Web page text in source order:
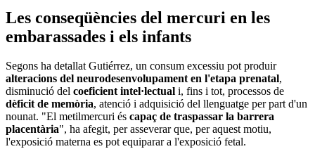
Les conseqüències del mercuri en les
embarassades i els infants
Segons ha detallat Gutiérrez, un consum excessiu pot produir
alteracions del neurodesenvolupament en l'etapa prenatal,
disminució del coeficient intel·lectual i, fins i tot, processos de
dèficit de memòria, atenció i adquisició del llenguatge per part d'un
nounat. "El metilmercuri és capaç de traspassar la barrera
placentària", ha afegit, per asseverar que, per aquest motiu,
l'exposició materna es pot equiparar a l'exposició fetal.